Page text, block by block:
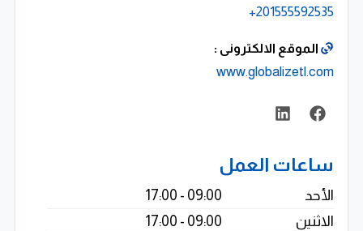
201555592535+
الموقع الالكترونى :
www.globalizetl.com
ساعات العمل
الأحد
09:00 - 17:00
الاثنين
09:00 - 17:00